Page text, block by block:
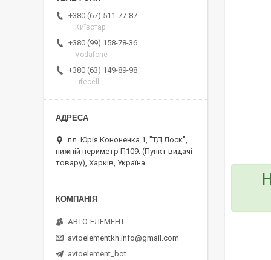
+380 (67) 511-77-87
Київстар
+380 (99) 158-78-36
Vodafone
+380 (63) 149-89-98
Lifecell
пл. Юрія Кононенка 1, "ТД Лоск",
нижній периметр П109. (Пункт видачі
товару), Харків, Україна
АВТО-ЕЛЕМЕНТ
avtoelementkh.info@gmail.com
avtoelement_bot